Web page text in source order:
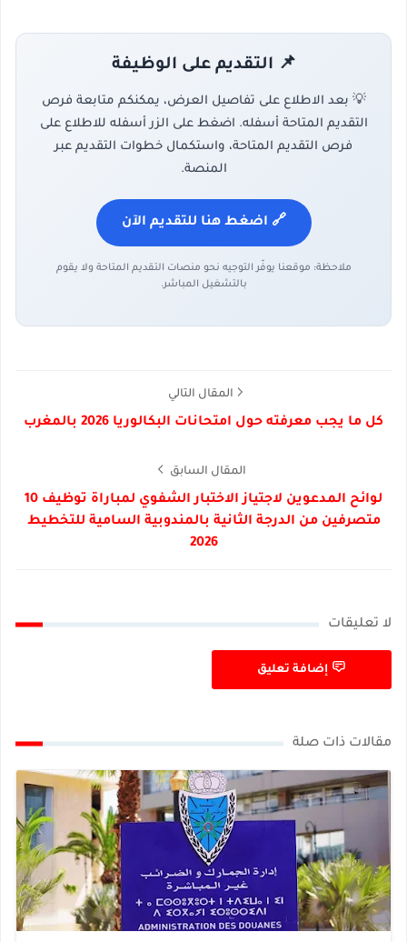
📌 التقديم على الوظيفة
💡 بعد الاطلاع على تفاصيل العرض، يمكنكم متابعة فرص
التقديم المتاحة أسفله. اضغط على الزر أسفله للاطلاع على
فرص التقديم المتاحة، واستكمال خطوات التقديم عبر
المنصة.
🔗 اضغط هنا للتقديم الآن
ملاحظة: موقعنا يوفّر التوجيه نحو منصات التقديم المتاحة ولا يقوم
بالتشغيل المباشر.
المقال التالي
كل ما يجب معرفته حول امتحانات البكالوريا 2026 بالمغرب
المقال السابق
لوائح المدعوين لاجتياز الاختبار الشفوي لمباراة توظيف 10
متصرفين من الدرجة الثانية بالمندوبية السامية للتخطيط
2026
لا تعليقات
إضافة تعليق
مقالات ذات صلة